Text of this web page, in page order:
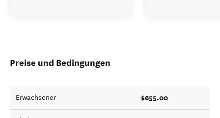
Preise und Bedingungen
Erwachsener $655.00